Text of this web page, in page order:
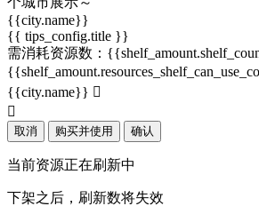
{{city.name}}
{{ tips_config.title }}
需消耗资源数：
{{city.name}} 

取消 购买并使用 确认
当前资源正在刷新中
下架之后，刷新数将失效